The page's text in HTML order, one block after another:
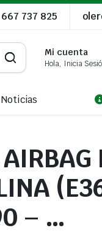
667 737 825
Mi cuenta
Hola, Inicia
Noticias
– …